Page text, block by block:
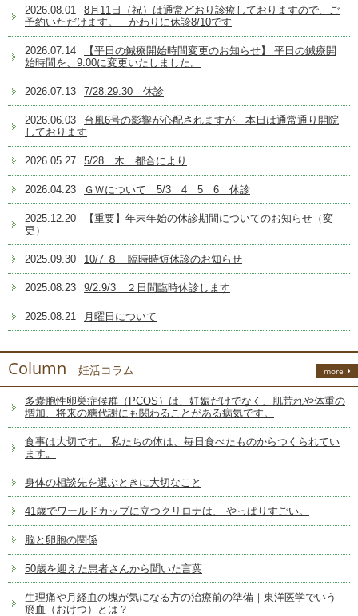
2026.08.01
8月11日（祝）は通常どおり診療しておりますので、ご
予約いただけます。 かわりに休診8/10です
2026.07.14
【平日の鍼療開始時間変更のお知らせ】 平日の鍼療開
始時間を、9:00に変更いたしました。
2026.07.13 7/28.29.30 休診
2026.06.03
台風6号の影響が心配されますが、本日は通常通り開院
しております
2026.05.27 5/28 木 都合により
2026.04.23 ＧＷについて 5/3 4 5 6 休診
2025.12.20
【重要】年末年始の休診期間についてのお知らせ（変
更）
2025.09.30 10/7 ８ 臨時時短休診のお知らせ
2025.08.23 9/2.9/3 ２日間臨時休診します
2025.08.21 月曜日について
Column 妊活コラム more
多嚢胞性卵巣症候群（PCOS）は、妊娠だけでなく、肌荒れや体重の
増加、将来の糖代謝にも関わることがある病気です。
食事は大切です。 私たちの体は、毎日食べたものからつくられてい
ます。
身体の相談先を選ぶときに大切なこと
41歳でワールドカップに立つクリロナは、 やっぱりすごい。
脳と卵胞の関係
50歳を迎えた患者さんから聞いた言葉
生理痛や月経血の塊が気になる方の治療前の準備｜東洋医学でいう
瘀血（おけつ）とは？